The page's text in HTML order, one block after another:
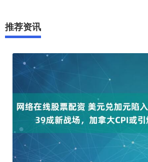
推荐资讯